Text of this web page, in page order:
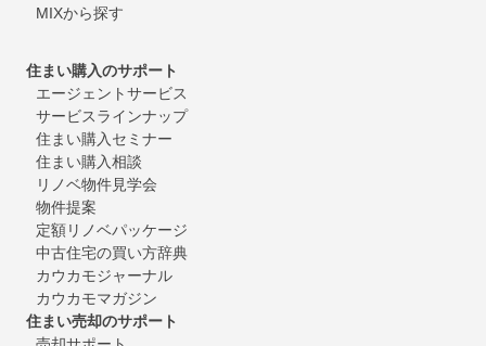
MIXから探す
住まい購入のサポート
エージェントサービス
サービスラインナップ
住まい購入セミナー
住まい購入相談
リノベ物件見学会
物件提案
定額リノベパッケージ
中古住宅の買い方辞典
カウカモジャーナル
カウカモマガジン
住まい売却のサポート